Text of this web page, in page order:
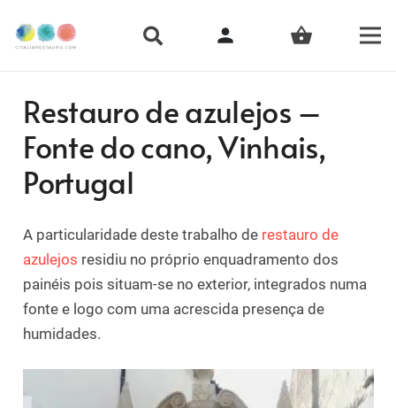
person shopping_basket
Restauro de azulejos –
Fonte do cano, Vinhais,
Portugal
A particularidade deste trabalho de restauro de
azulejos residiu no próprio enquadramento dos
painéis pois situam-se no exterior, integrados numa
fonte e logo com uma acrescida presença de
humidades.